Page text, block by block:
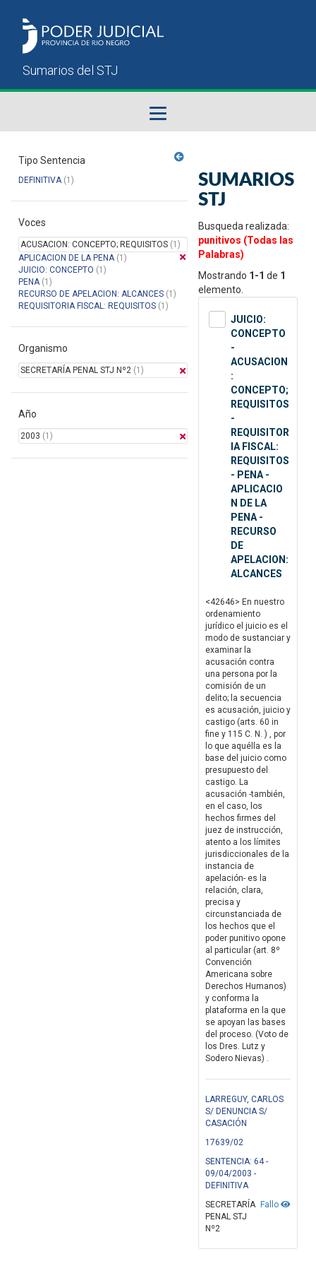
Sumarios del STJ
Manual del Usuario
Tipo Sentencia
DEFINITIVA(1)
Voces
ACUSACION: CONCEPTO; REQUISITOS (1)
APLICACION DE LA PENA(1)
JUICIO: CONCEPTO (1)
PENA(1)
RECURSO DE APELACION: ALCANCES (1)
REQUISITORIA FISCAL: REQUISITOS (1)
Organismo
SECRETARÍA PENAL STJ Nº2 (1)
Año
2003 (1)
SUMARIOS
STJ
Busqueda realizada:
punitivos (Todas las
Palabras)
Mostrando 1-1 de 1
elemento.
JUICIO:
CONCEPTO
-
ACUSACION
:
CONCEPTO;
REQUISITOS
-
REQUISITOR
IA FISCAL:
REQUISITOS
- PENA -
APLICACIO
N DE LA
PENA -
RECURSO
DE
APELACION:
ALCANCES
<42646> En nuestro
ordenamiento
jurídico el juicio es el
modo de sustanciar y
examinar la
acusación contra
una persona por la
comisión de un
delito; la secuencia
es acusación, juicio y
castigo (arts. 60 in
fine y 115 C. N. ) , por
lo que aquélla es la
base del juicio como
presupuesto del
castigo. La
acusación -también,
en el caso, los
hechos firmes del
juez de instrucción,
atento a los límites
jurisdiccionales de la
instancia de
apelación- es la
relación, clara,
precisa y
circunstanciada de
los hechos que el
poder punitivo opone
al particular (art. 8º
Convención
Americana sobre
Derechos Humanos)
y conforma la
plataforma en la que
se apoyan las bases
del proceso. (Voto de
los Dres. Lutz y
Sodero Nievas) .
LARREGUY, CARLOS
S/ DENUNCIA S/
CASACIÓN
17639/02
SENTENCIA: 64 -
09/04/2003 -
DEFINITIVA
Fallo
SECRETARÍA
PENAL STJ
Nº2